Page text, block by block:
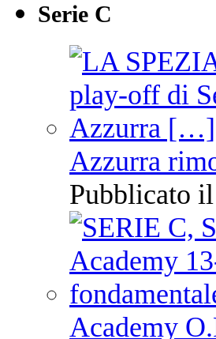
Serie C
Azzurra
Pubblicato
Academy